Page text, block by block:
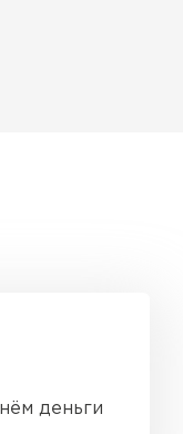
деньги